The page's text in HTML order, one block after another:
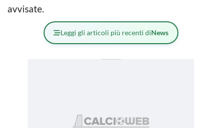
avvisate.
Leggi gli articoli più recenti diNews